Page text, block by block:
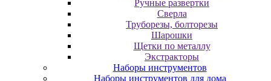
Ручные развертки
Сверла
Труборезы, болторезы
Шарошки
Щетки по металлу
Экcтpaктopы
Наборы инструментов
Наборы инструментов для дома